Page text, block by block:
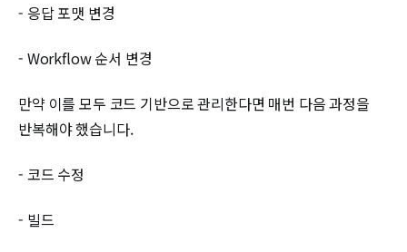
- 응답 포맷 변경
- Workflow 순서 변경
만약 이를 모두 코드 기반으로 관리한다면 매번 다음 과정을
반복해야 했습니다.
- 코드 수정
- 빌드